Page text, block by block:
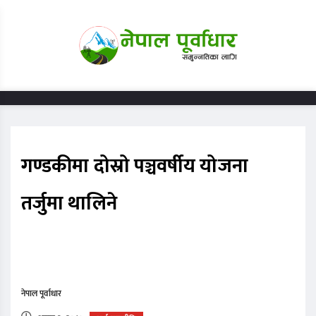
गण्डकीमा दोस्रो पञ्चवर्षीय योजना
तर्जुमा थालिने
नेपाल पूर्वाधार